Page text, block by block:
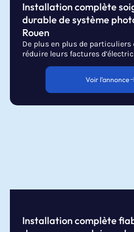
Installation complète
durable de système
Rouen
De plus en plus de particuliers
réduire leurs factures
Voir l'annonce
Installation complète